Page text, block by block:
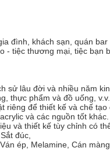
đình, khách sạn, quán
- tiệc thương mại, tiệc bạn
sử lâu đời và nhiều năm
thực phẩm và đồ uống, v.v.
riêng để thiết kế và chế
và các nguồn tốt khác.
và thiết kế tùy chỉnh có
đúc,
ép, Melamine, Cán